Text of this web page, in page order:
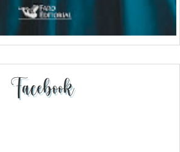
Facebook